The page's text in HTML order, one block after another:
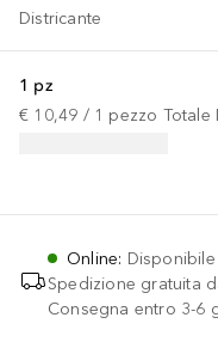
Districante
1 pz
€ 10,49 / 1 pezzo Totale
Online: Disponibile
Spedizione gratuita
Consegna entro 3-6